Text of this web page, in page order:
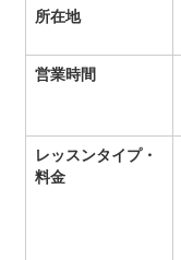
所在地
営業時間
レッスンタイプ・
料金